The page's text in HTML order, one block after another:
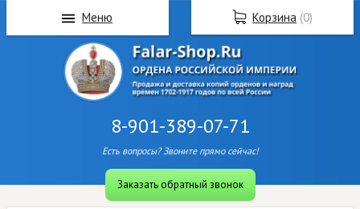
8-901-389-07-71
Есть вопросы? Звоните прямо сейчас!
Заказать обратный звонок
Корзина (0)
Меню